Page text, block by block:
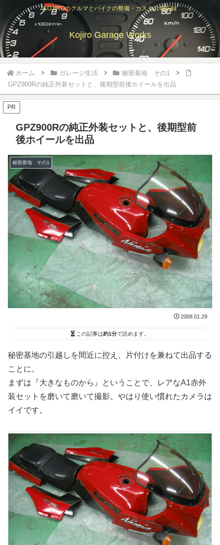
KOJIROのクルマとバイクの整備・カスタム備忘録
Kojiro Garage Works
ホーム ガレージ生活
秘密基地 その1
GPZ900Rの純正外装セットと、後期型前後ホイールを出品
PR
GPZ900Rの純正外装セットと、後期型前
後ホイールを出品
秘密基地 その1
2008.01.29
この記事は約1分で読めます。
秘密基地の引越しを間近に控え、片付けを兼ねて出品する
ことに。
まずは『大きなものから』ということで、レアなA1赤外
装セットを磨いて磨いて撮影。やはり使い慣れたカメラは
イイです。